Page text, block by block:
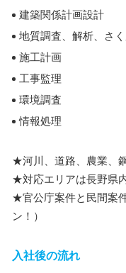
建築関係計画設計
地質調査、解析、さく
施工計画
工事監理
環境調査
情報処理
★河川、道路、農業、
★対応エリアは長野県
★官公庁案件と民間案
ン！）
入社後の流れ